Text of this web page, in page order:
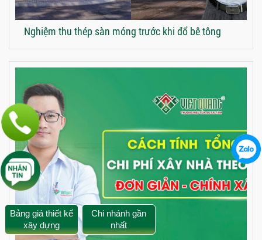
Nghiệm thu thép sàn móng trước khi đổ bê tông
Bảng giá thiết kế
xây dựng
Chi nhánh gần
nhất